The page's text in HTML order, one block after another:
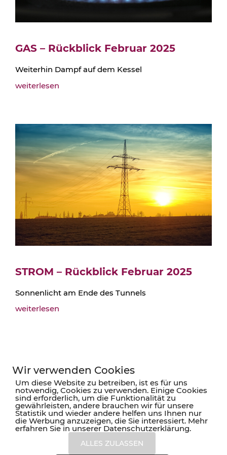
GAS – Rückblick Februar 2025
Weiterhin Dampf auf dem Kessel
weiterlesen
STROM – Rückblick Februar 2025
Sonnenlicht am Ende des Tunnels
weiterlesen
KORANIS Purchasing Solutions
Südwestpark 37-41
90449 Nürnberg
Tel. +49 (911) 957 61 61 0
Fax +49 (911) 957 61 61 99
Wir verwenden Cookies
Um diese Website zu betreiben, ist es für uns
notwendig, Cookies zu verwenden. Einige Cookies
sind erforderlich, um die Funktionalität zu
gewährleisten, andere brauchen wir für unsere
Statistik und wieder andere helfen uns Ihnen nur
die Werbung anzuzeigen, die Sie interessiert. Mehr
erfahren Sie in unserer Datenschutzerklärung.
ALLES ZULASSEN